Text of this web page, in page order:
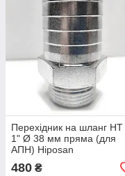
Перехідник на шланг НТ
1" Ø 38 мм пряма (для
АПН) Hiposan
480 ₴